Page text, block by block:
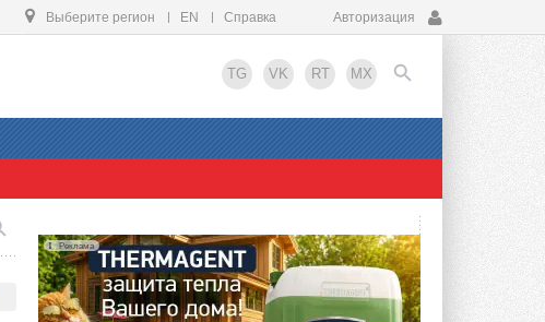
Выберите регион EN Справка Авторизация
TG VK RT MX
EN
Реклама